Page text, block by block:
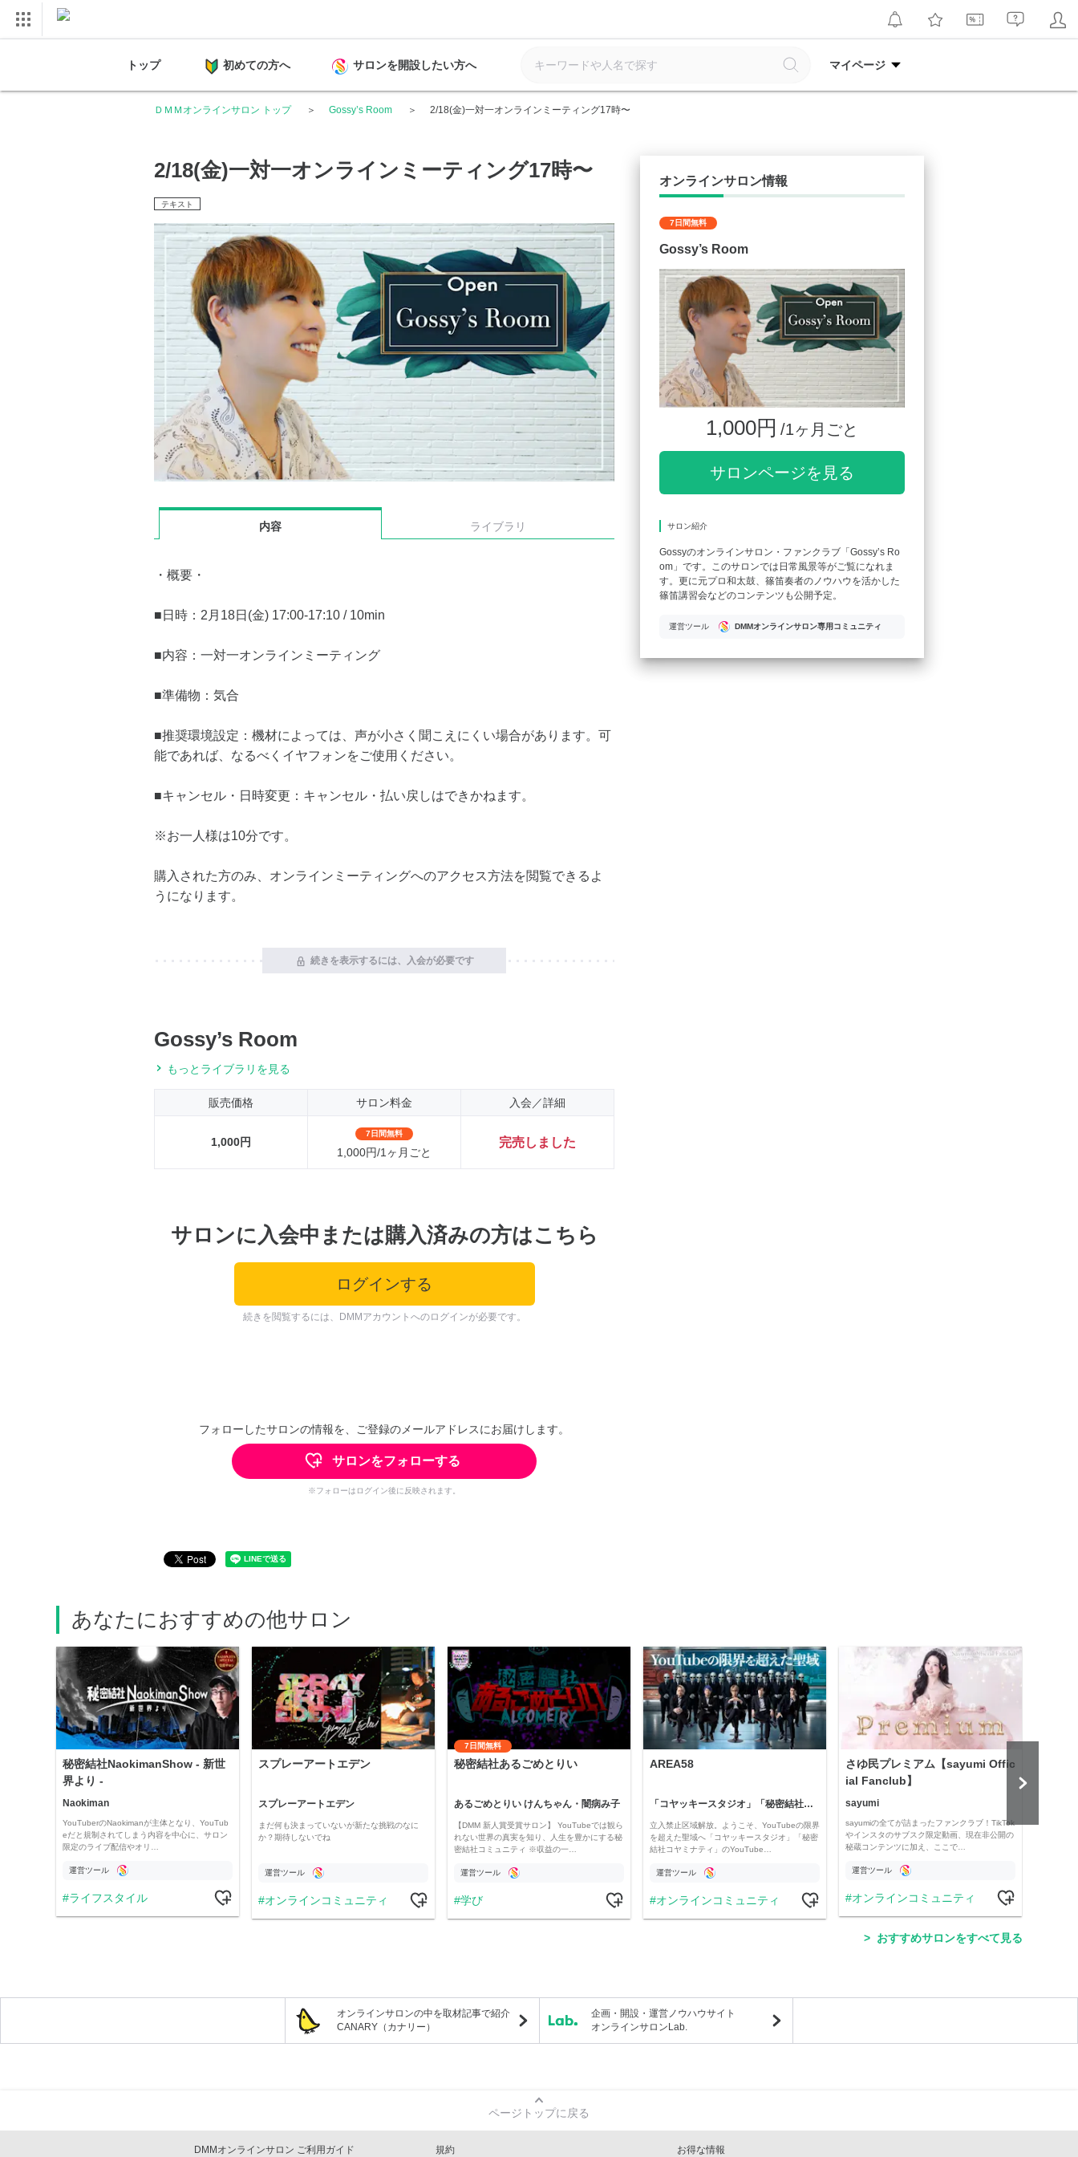
トップ 初めての方へ サロンを開設したい方へ マイページ
ＤＭＭオンラインサロン トップ Gossy’s Room 2/18(金)一対一オンラインミーティング17時〜
2/18(金)一対一オンラインミーティング17時〜
テキスト
内容 ライブラリ
・概要・
■日時：2月18日(金) 17:00-17:10 / 10min
■内容：一対一オンラインミーティング
■準備物：気合
■推奨環境設定：機材によっては、声が小さく聞こえにくい場合があります。可
能であれば、なるべくイヤフォンをご使用ください。
■キャンセル・日時変更：キャンセル・払い戻しはできかねます。
※お一人様は10分です。
購入された方のみ、オンラインミーティングへのアクセス方法を閲覧できるよ
うになります。
続きを表示するには、入会が必要です
Gossy’s Room
もっとライブラリを見る
販売価格 サロン料金 入会／詳細
1,000円
7日間無料
1,000円/1ヶ月ごと
完売しました
サロンに入会中または購入済みの方はこちら
ログインする
続きを閲覧するには、DMMアカウントへのログインが必要です。
フォローしたサロンの情報を、ご登録のメールアドレスにお届けします。
サロンをフォローする
※フォローはログイン後に反映されます。
オンラインサロン情報
7日間無料
Gossy’s Room
1,000円 /1ヶ月ごと
サロンページを見る
サロン紹介
Gossyのオンラインサロン・ファンクラブ「Gossy’s Ro
om」です。このサロンでは日常風景等がご覧になれま
す。更に元プロ和太鼓、篠笛奏者のノウハウを活かした
篠笛講習会などのコンテンツも公開予定。
運営ツール DMMオンラインサロン専用コミュニティ
あなたにおすすめの他サロン
秘密結社NaokimanShow - 新世
界より -
Naokiman
YouTuberのNaokimanが主体となり、YouTub
eだと規制されてしまう内容を中心に、サロン
限定のライブ配信やオリ…
運営ツール
ライフスタイル
スプレーアートエデン
スプレーアートエデン
まだ何も決まっていないが新たな挑戦のなに
か？期待しないでね
運営ツール
オンラインコミュニティ
7日間無料
秘密結社あるごめとりい
あるごめとりい けんちゃん・闇病み子
【DMM 新人賞受賞サロン】 YouTubeでは観ら
れない世界の真実を知り、人生を豊かにする秘
密結社コミュニティ ※収益の一…
運営ツール
学び
AREA58
「コヤッキースタジオ」「秘密結社コヤミナティ」
立入禁止区域解放。ようこそ、YouTubeの限界
を超えた聖域へ「コヤッキースタジオ」「秘密
結社コヤミナティ」のYouTube…
運営ツール
オンラインコミュニティ
さゆ民プレミアム【sayumi Offic
ial Fanclub】
sayumi
sayumiの全てが詰まったファンクラブ！TikTok
やインスタのサブスク限定動画、現在非公開の
秘蔵コンテンツに加え、ここで…
運営ツール
オンラインコミュニティ
おすすめサロンをすべて見る
オンラインサロンの中を取材記事で紹介
CANARY（カナリー）
企画・開設・運営ノウハウサイト
オンラインサロンLab.
ページトップに戻る
DMMオンラインサロン ご利用ガイド 規約 お得な情報